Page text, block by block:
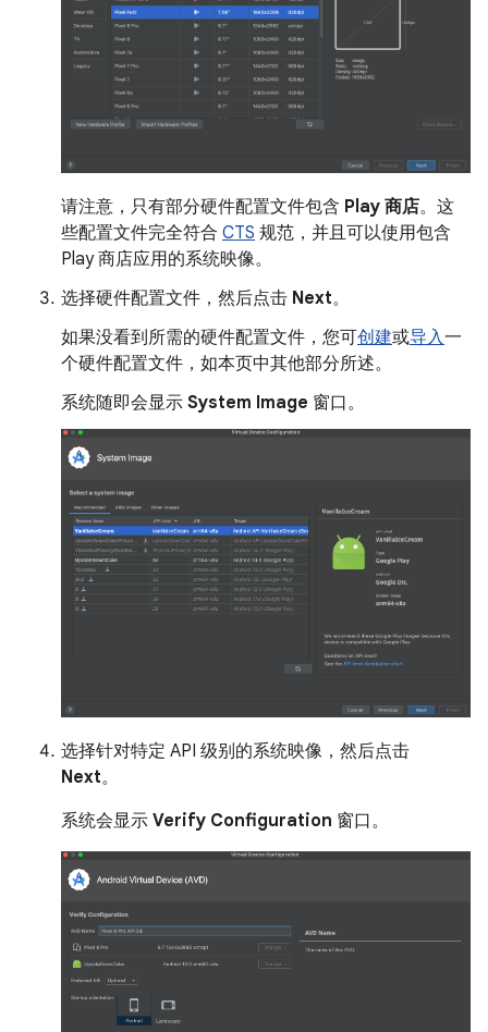
请注意，只有部分硬件配置文件包含 Play 商店。这
些配置文件完全符合 CTS 规范，并且可以使用包含
Play 商店应用的系统映像。
选择硬件配置文件，然后点击 Next。
如果没看到所需的硬件配置文件，您可创建或导入一
个硬件配置文件，如本页中其他部分所述。
系统随即会显示 System Image 窗口。
选择针对特定 API 级别的系统映像，然后点击
Next。
系统会显示 Verify Configuration 窗口。